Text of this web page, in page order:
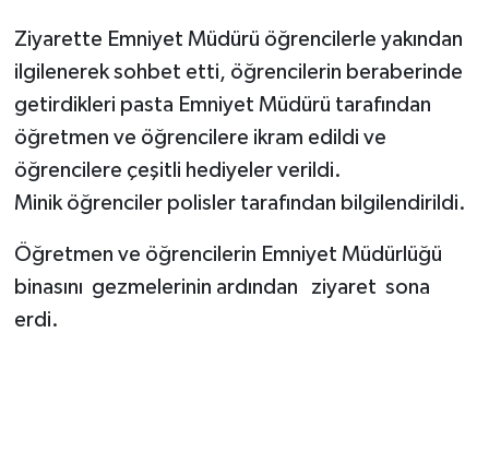
Ziyarette Emniyet Müdürü öğrencilerle yakından
ilgilenerek sohbet etti, öğrencilerin beraberinde
getirdikleri pasta Emniyet Müdürü tarafından
öğretmen ve öğrencilere ikram edildi ve
öğrencilere çeşitli hediyeler verildi.
Minik öğrenciler polisler tarafından bilgilendirildi.
Öğretmen ve öğrencilerin Emniyet Müdürlüğü
binasını gezmelerinin ardından ziyaret sona
erdi.